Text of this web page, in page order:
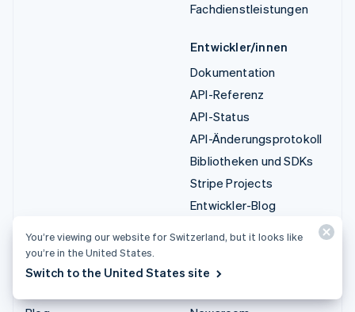
Fachdienstleistungen
Entwickler/innen
Dokumentation
API-Referenz
API-Status
API-Änderungsprotokoll
Bibliotheken und SDKs
Stripe Projects
Entwickler-Blog
Ressourcen
Leitfäden
Unternehmen
Produkt-Roadmap
You’re viewing our website for Switzerland, but it looks like
you’re in the United States.
Switch to the United States site